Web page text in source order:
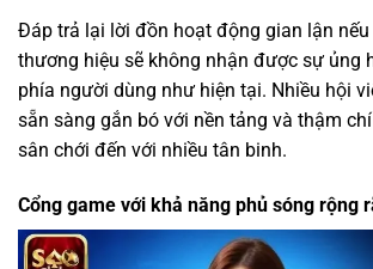
Đáp trả lại lời đồn hoạt động gian lận nếu
thương hiệu sẽ không nhận được sự ủng
phía người dùng như hiện tại. Nhiều hội
sẵn sàng gắn bó với nền tảng và thậm
sân chới đến với nhiều tân binh.
Cổng game với khả năng phủ sóng rộng